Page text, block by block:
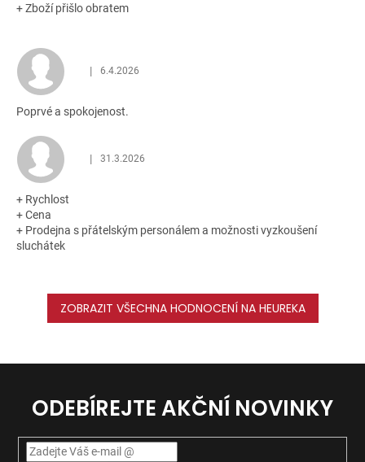
+ Zboží přišlo obratem
Hodnocení obchodu je 5 z 5 hvězdiček.
| 6.4.2026
Poprvé a spokojenost.
Hodnocení obchodu je 5 z 5 hvězdiček.
| 31.3.2026
+ Rychlost
+ Cena
+ Prodejna s přátelským personálem a možnosti vyzkoušení
sluchátek
ZOBRAZIT VŠECHNA HODNOCENÍ NA HEUREKA
ODEBÍREJTE AKČNÍ NOVINKY